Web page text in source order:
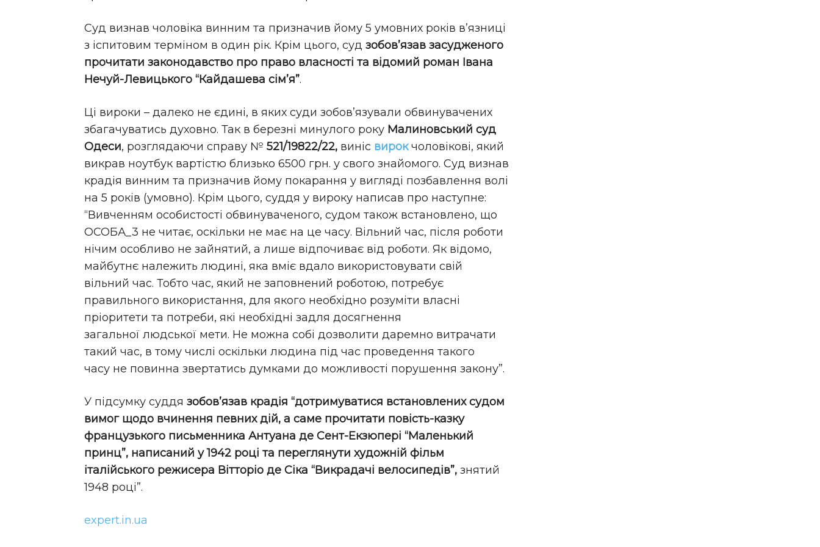
Суд визнав чоловіка винним та призначив йому 5 умовних років в’язниці
з іспитовим терміном в один рік. Крім цього, суд зобов’язав засудженого
прочитати законодавство про право власності та відомий роман Івана
Нечуй-Левицького “Кайдашева сім’я”.
Ці вироки – далеко не єдині, в яких суди зобов’язували обвинувачених
збагачуватись духовно. Так в березні минулого року Малиновський суд
Одеси, розглядаючи справу № 521/19822/22, виніс вирокчоловікові, який
викрав ноутбук вартістю близько 6500 грн. у свого знайомого. Суд визнав
крадія винним та призначив йому покарання у вигляді позбавлення волі
на 5 років (умовно). Крім цього, суддя у вироку написав про наступне:
“Вивченням особистості обвинуваченого, судом також встановлено, що
ОСОБА_3 не читає, оскільки не має на це часу. Вільний час, після роботи
нічим особливо не зайнятий, а лише відпочиває від роботи. Як відомо,
майбутнє належить людині, яка вміє вдало використовувати свій
вільний час. Тобто час, який не заповнений роботою, потребує
правильного використання, для якого необхідно розуміти власні
пріоритети та потреби, які необхідні задля досягнення
загальної людської мети. Не можна собі дозволити даремно витрачати
такий час, в тому числі оскільки людина під час проведення такого
часу не повинна звертатись думками до можливості порушення закону”.
У підсумку суддя зобов’язав крадія “дотримуватися встановлених судом
вимог щодо вчинення певних дій, а саме прочитати повість-казку
французького письменника Антуана де Сент-Екзюпері “Маленький
принц”, написаний у 1942 році та переглянути художній фільм
італійського режисера Вітторіо де Сіка “Викрадачі велосипедів”, знятий
1948 році”.
expert.in.ua